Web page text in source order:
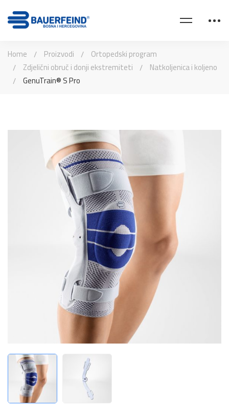
Home Proizvodi
Ortopedski program
Zdjelični obruč i donji ekstremiteti
Natkoljenica i koljeno
GenuTrain® S Pro